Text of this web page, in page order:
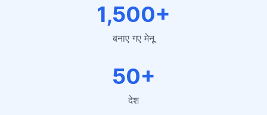
1,500+
बनाए गए मेनू
50+
देश